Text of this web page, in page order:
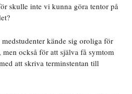
skulle inte vi kunna göra tentor på
kände sig oroliga för
också för att själva få symtom
att skriva terminstentan till